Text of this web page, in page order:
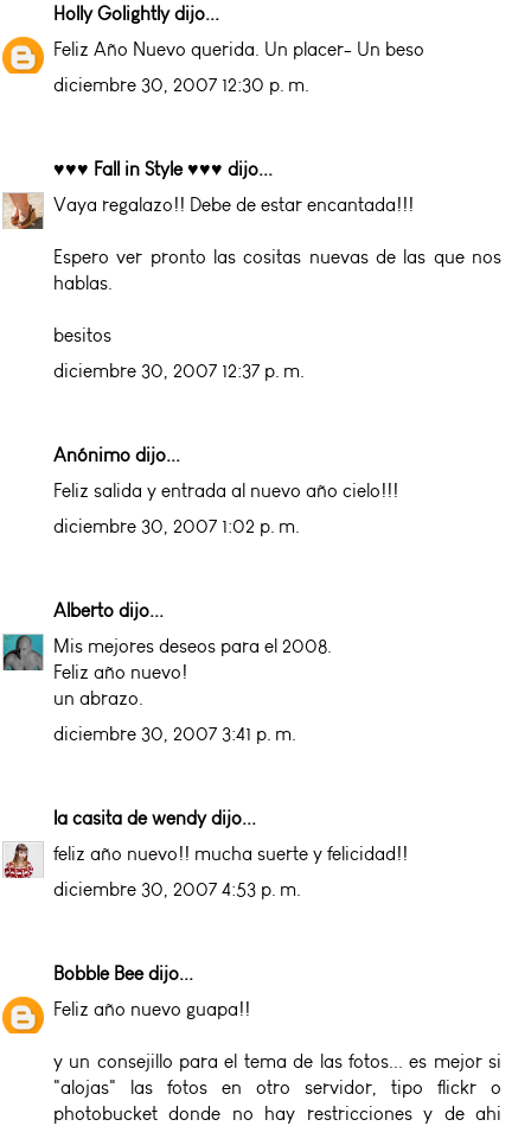
Holly Golightlydijo...
Feliz Año Nuevo querida. Un placer- Un beso
diciembre 30, 2007 12:30 p. m.
♥♥♥ Fall in Style ♥♥♥ dijo...
Vaya regalazo!! Debe de estar encantada!!!
Espero ver pronto las cositas nuevas de las que nos
hablas.
besitos
diciembre 30, 2007 12:37 p. m.
Anónimo dijo...
Feliz salida y entrada al nuevo año cielo!!!
diciembre 30, 2007 1:02 p. m.
Alberto dijo...
Mis mejores deseos para el 2008.
Feliz año nuevo!
un abrazo.
diciembre 30, 2007 3:41 p. m.
la casita de wendydijo...
feliz año nuevo!! mucha suerte y felicidad!!
diciembre 30, 2007 4:53 p. m.
Bobble Beedijo...
Feliz año nuevo guapa!!
y un consejillo para el tema de las fotos... es mejor si
"alojas" las fotos en otro servidor, tipo flickr o
photobucket donde no hay restricciones y de ahi